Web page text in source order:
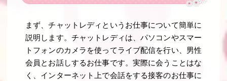
まず、チャットレディというお仕事について簡単に
説明します。チャットレディは、パソコンやスマー
トフォンのカメラを使ってライブ配信を行い、男性
会員とお話しするお仕事です。実際に会うことはな
く、インターネット上で会話をする接客のお仕事に